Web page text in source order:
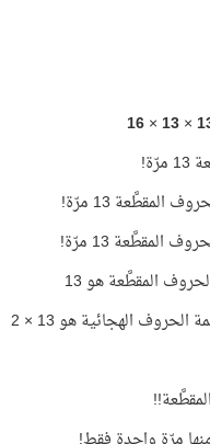
×
13
×
16
13 مرّة!
13 مرّة!
المقطَّعة هو 13
الهجائية هو 13 × 2